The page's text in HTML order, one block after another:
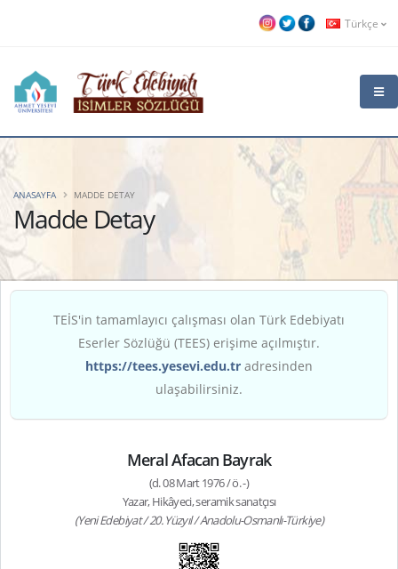
Türkçe
Madde Detay
ANASAYFA MADDE DETAY
TEİS'in tamamlayıcı çalışması olan Türk Edebiyatı
Eserler Sözlüğü (TEES) erişime açılmıştır.
https://tees.yesevi.edu.tr adresinden
ulaşabilirsiniz.
Meral Afacan Bayrak
(d. 08 Mart 1976 / ö. -)
Yazar, Hikâyeci, seramik sanatçısı
(Yeni Edebiyat / 20. Yüzyıl / Anadolu-Osmanlı-Türkiye)